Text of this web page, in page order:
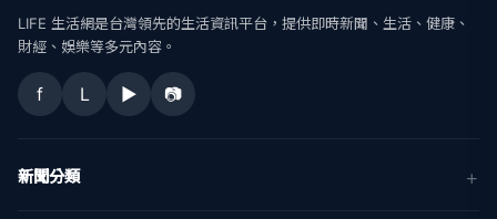
LIFE 生活網是台灣領先的生活資訊平台，提供即時新聞、生活、健康、
財經、娛樂等多元內容。
f L ▶ 📷
新聞分類